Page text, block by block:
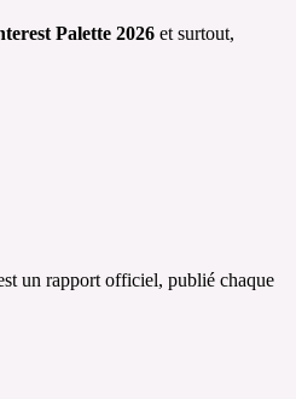
Palette 2026 et surtout,
un rapport officiel, publié chaque